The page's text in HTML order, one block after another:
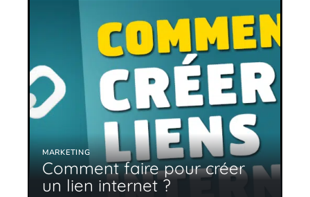
MARKETING
Comment faire pour créer
un lien internet ?